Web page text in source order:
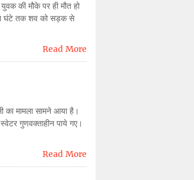
की मौके पर ही मौत हो
घंटे तक शव को सड़क से
Read More
का मामला सामने आया है।
गुणवक्ताहीन पाये गए।
Read More